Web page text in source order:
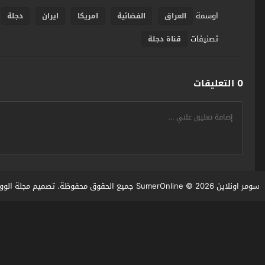
اوسمة
العراق الفضائية امريكا ايران دجلة
تصنيفات قناة دجلة
0 التعليقات
سومر اونلاين SumerOnline© 2026 جميع الحقوق محفوظة. تصميم مجلة